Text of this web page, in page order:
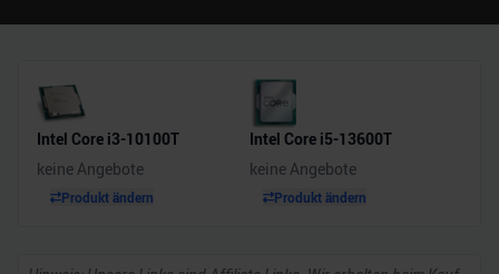
Intel Core i3-10100T
keine Angebote
Produkt ändern
Intel Core i5-13600T
keine Angebote
Produkt ändern